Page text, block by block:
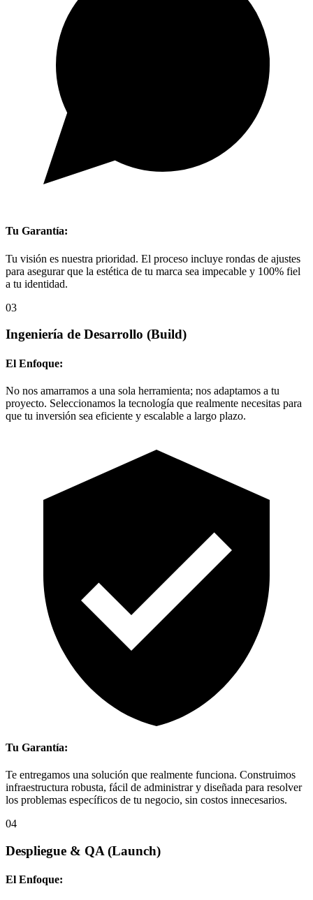
Tu Garantía:
Tu visión es nuestra prioridad. El proceso incluye rondas de ajustes
para asegurar que la estética de tu marca sea impecable y 100% fiel
a tu identidad.
03
Ingeniería de Desarrollo (Build)
El Enfoque:
No nos amarramos a una sola herramienta; nos adaptamos a tu
proyecto. Seleccionamos la tecnología que realmente necesitas para
que tu inversión sea eficiente y escalable a largo plazo.
Tu Garantía:
Te entregamos una solución que realmente funciona. Construimos
infraestructura robusta, fácil de administrar y diseñada para resolver
los problemas específicos de tu negocio, sin costos innecesarios.
04
Despliegue & QA (Launch)
El Enfoque: